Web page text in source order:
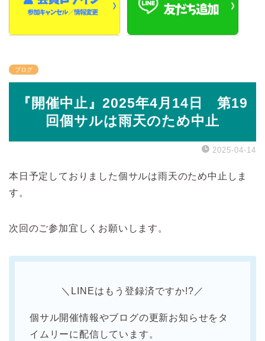
ブログ
『開催中止』2025年4月14日 第19
回個サルは雨天のため中止
2025-04-14
本日予定しておりました個サルは雨天のため中止しま
す。
次回のご参加宜しくお願いします。
＼LINEはもう登録済ですか!?／
個サル開催情報やブログの更新お知らせをタ
イムリーに配信しています。